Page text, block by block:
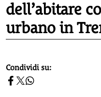
dell’abitare
urbano in
homepage h2
Condividi su: